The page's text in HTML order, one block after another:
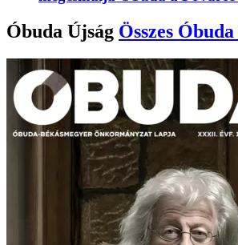
Óbuda Újság Összes